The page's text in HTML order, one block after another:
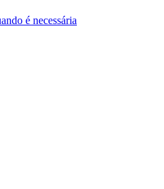
é necessária